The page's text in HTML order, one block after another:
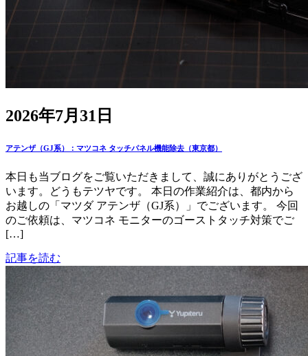
2026年7月31日
アテンザ（GJ系）：マツコネ タッチパネル機能除去（東京都）
本日も当ブログをご覧いただきまして、誠にありがとうござ
います。どうもテツヤです。 本日の作業紹介は、都内から
お越しの「マツダ アテンザ（GJ系）」でございます。 今回
のご依頼は、マツコネ モニターのゴーストタッチ対策でご
[…]
記事を読む